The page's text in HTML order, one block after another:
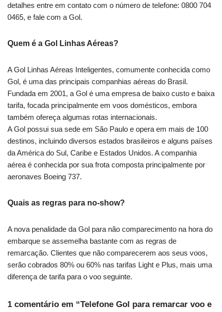
detalhes entre em contato com o número de telefone: 0800 704
0465, e fale com a Gol.
Quem é a Gol Linhas Aéreas?
A Gol Linhas Aéreas Inteligentes, comumente conhecida como
Gol, é uma das principais companhias aéreas do Brasil.
Fundada em 2001, a Gol é uma empresa de baixo custo e baixa
tarifa, focada principalmente em voos domésticos, embora
também ofereça algumas rotas internacionais.
A Gol possui sua sede em São Paulo e opera em mais de 100
destinos, incluindo diversos estados brasileiros e alguns países
da América do Sul, Caribe e Estados Unidos. A companhia
aérea é conhecida por sua frota composta principalmente por
aeronaves Boeing 737.
Quais as regras para no-show?
A nova penalidade da Gol para não comparecimento na hora do
embarque se assemelha bastante com as regras de
remarcação. Clientes que não comparecerem aos seus voos,
serão cobrados 80% ou 60% nas tarifas Light e Plus, mais uma
diferença de tarifa para o voo seguinte.
1 comentário em “Telefone Gol para remarcar voo e